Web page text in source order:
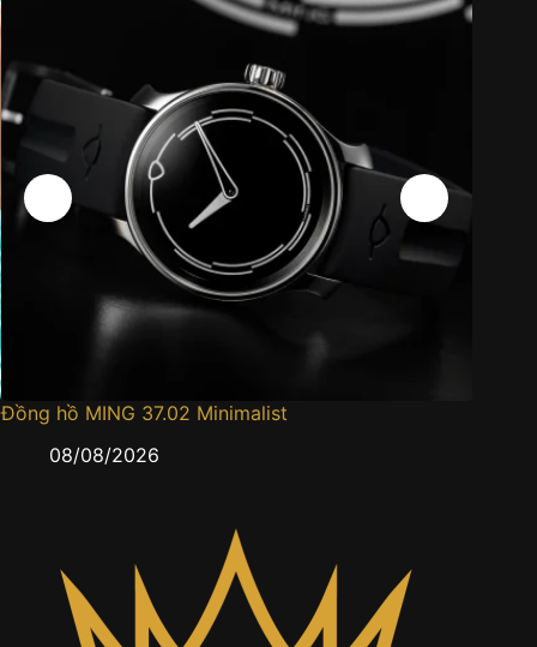
Đồng hồ MING 37.02 Minimalist
08/08/2026